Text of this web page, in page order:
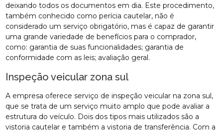
deixando todos os documentos em dia. Este procedimento,
também conhecido como perícia cautelar, não é
considerado um serviço obrigatório, mas é capaz de garantir
uma grande variedade de benefícios para o comprador,
como: garantia de suas funcionalidades; garantia de
conformidade com as leis; avaliação geral.
Inspeção veicular zona sul
A empresa oferece serviço de inspeção veicular na zona sul,
que se trata de um serviço muito amplo que pode avaliar a
estrutura do veículo. Dois dos tipos mais utilizados são a
vistoria cautelar e também a vistoria de transferência. Com a